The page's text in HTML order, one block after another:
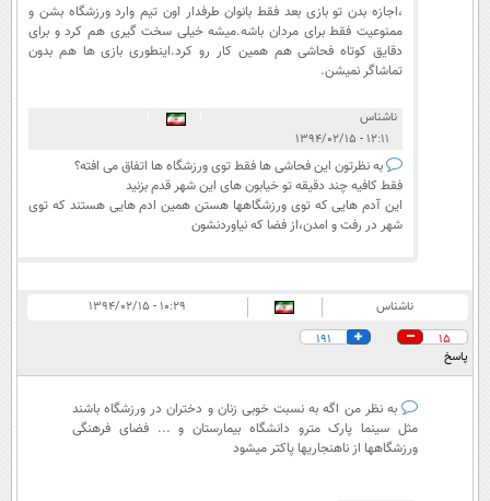
،اجازه بدن تو بازی بعد فقط بانوان طرفدار اون تیم وارد ورزشگاه بشن و
ممنوعیت فقط برای مردان باشه.میشه خیلی سخت گیری هم کرد و برای
دقایق کوتاه فحاشی هم همین کار رو کرد.اینطوری بازی ها هم بدون
تماشاگر نمیشن.
ناشناس
۱۲:۱۱ - ۱۳۹۴/۰۲/۱۵
به نظرتون این فحاشی ها فقط توی ورزشگاه ها اتفاق می افته؟
فقط کافیه چند دقیقه تو خیابون های این شهر قدم بزنید
این آدم هایی که توی ورزشگاهها هستن همین ادم هایی هستند که توی
شهر در رفت و امدن،از فضا که نیاوردنشون
ناشناس
۱۰:۲۹ - ۱۳۹۴/۰۲/۱۵
15
191
پاسخ
به نظر من اگه به نسبت خوبی زنان و دختران در ورزشگاه باشند
مثل سینما پارک مترو دانشگاه بیمارستان و ... فضای فرهنگی
ورزشگاهها از ناهنجاریها پاکتر میشود